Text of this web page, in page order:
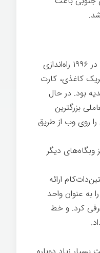
امريكن گريتينگس وبگاه‌ش را در ۱۹۹۶ راه‌اندازی
کاغذی، کارت
بود. در حال
بزرگترین
روی وب از طریق
وبگاه‌های دیگر
ارائه
را به عنوان واحد
کرد. و خط